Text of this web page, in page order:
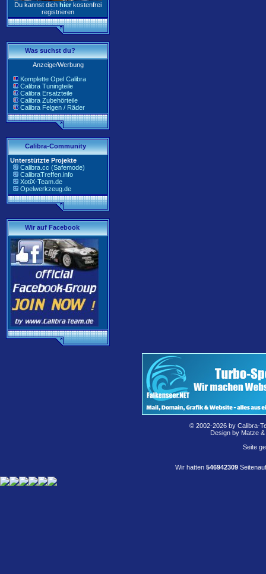
Du kannst dich hier kostenfrei
registrieren
Was suchst du?
Anzeige/Werbung
Komplette Opel Calibra
Calibra Tuningteile
Calibra Ersatzteile
Calibra Zubehörteile
Calibra Felgen / Räder
Calibra-Community
Unterstützte Projekte
Calibra.cc (Safemode)
CalibraTreffen.info
XotiX-Team.de
Opelwerkzeug.de
Wir auf Facebook
© 2002-2026 by Calibra-
Design by Matze
Seite
Wir hatten 546942309